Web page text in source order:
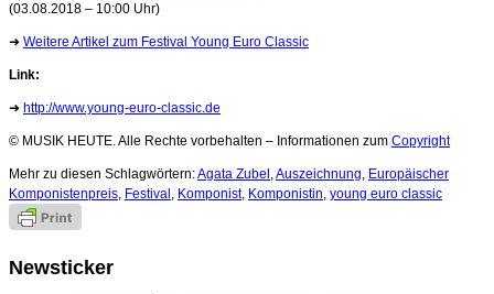
(03.08.2018 – 10:00 Uhr)
➜ Weitere Artikel zum Festival Young Euro Classic
Link:
➜ http://www.young-euro-classic.de
© MUSIK HEUTE. Alle Rechte vorbehalten – Informationen zum Copyright
Mehr zu diesen Schlagwörtern:Agata Zubel ,Auszeichnung, Europäischer
Komponistenpreis, Festival , Komponist, Komponistin, young euro classic
Newsticker